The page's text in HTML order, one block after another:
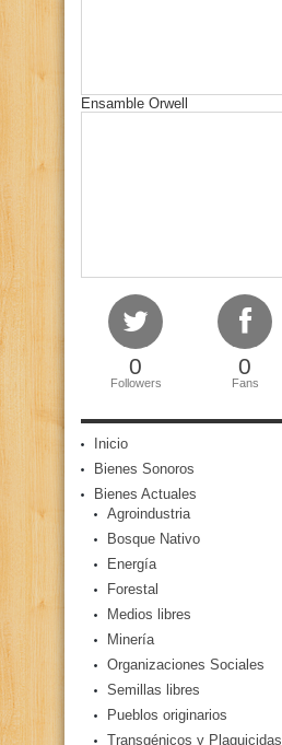
Ensamble Orwell
0
Followers
0
Fans
Inicio
Bienes Sonoros
Bienes Actuales
Agroindustria
Bosque Nativo
Energía
Forestal
Medios libres
Minería
Organizaciones Sociales
Semillas libres
Pueblos originarios
Transgénicos y Plaguicidas